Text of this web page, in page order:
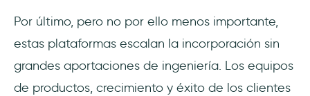
Por último, pero no por ello menos importante,
estas plataformas escalan la incorporación sin
grandes aportaciones de ingeniería. Los equipos
de productos, crecimiento y éxito de los clientes